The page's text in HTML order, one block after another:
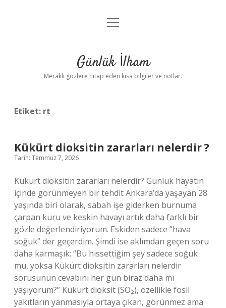
Anasayfa
Yasal Uyarı
menüyü
Günlük İlham
Meraklı gözlere hitap eden kısa bilgiler ve notlar.
Etiket: rt
Kükürt dioksitin zararları nelerdir ?
Tarih: Temmuz 7, 2026
Kükürt dioksitin zararları nelerdir? Günlük hayatın
içinde görünmeyen bir tehdit Ankara’da yaşayan 28
yaşında biri olarak, sabah işe giderken burnuma
çarpan kuru ve keskin havayı artık daha farklı bir
gözle değerlendiriyorum. Eskiden sadece “hava
soğuk” der geçerdim. Şimdi ise aklımdan geçen soru
daha karmaşık: “Bu hissettiğim şey sadece soğuk
mu, yoksa Kükürt dioksitin zararları nelerdir
sorusunun cevabını her gün biraz daha mı
yaşıyorum?” Kükürt dioksit (SO₂), özellikle fosil
yakıtların yanmasıyla ortaya çıkan, görünmez ama